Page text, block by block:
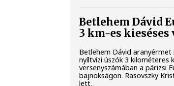
Betlehem Dávid
3 km-es kieséses
Betlehem Dávid
nyíltvízi úszók 3 kilométeres
versenyszámában a párizsi
bajnokságon. Rasovszky
lett.